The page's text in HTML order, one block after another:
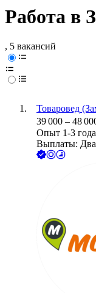
Работа в
, 5 вакансий
Товаровед
39 000 – 48
Опыт 1-3 года
Выплаты: Два